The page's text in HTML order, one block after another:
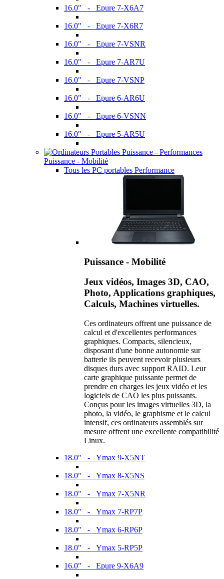
16.0" - Epure 7-X6A7
16.0" - Epure 7-X6R7
16.0" - Epure 7-VSNR
16.0" - Epure 7-AR7U
16.0" - Epure 7-VSNP
16.0" - Epure 6-AR6U
16.0" - Epure 6-VSNN
16.0" - Epure 5-AR5U
Puissance - Mobilité
Tous les PC portables Performance
Puissance - Mobilité
Jeux vidéos, Images 3D, CAO,
Photo, Applications graphiques,
Calculs, Machines virtuelles.
Ces ordinateurs offrent une puissance de
calcul et d'excellentes performances
graphiques. Compacts, silencieux,
disposant d'une bonne autonomie sur
batterie ils peuvent recevoir plusieurs
disques durs avec support RAID. Leur
carte graphique puissante permet de
prendre en charges les jeux vidéo et les
logiciels de CAO les plus puissants.
Conçus pour les images virtuelles 3D, la
photo, la vidéo, le graphisme et le calcul
intensif, ces ordinateurs assemblés sur
mesure offrent une excellente compatibilité
Linux.
18.0" - Ymax 9-X5NT
18.0" - Ymax 8-X5NS
18.0" - Ymax 7-X5NR
18.0" - Ymax 7-RP7P
18.0" - Ymax 6-RP6P
18.0" - Ymax 5-RP5P
16.0" - Epure 9-X6A9